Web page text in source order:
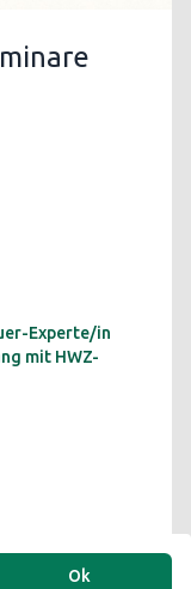
Experte/in
mit HWZ-
Ok